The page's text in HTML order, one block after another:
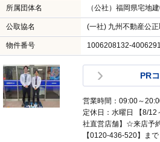
所属団体名 （公社）福岡県宅地
公取協名 (一社) 九州不動産公
物件番号 1006208132-
PR
営業時間：09:00～
定休日：水曜日 【8/
社直営店舗】☆来店予
【0120-436-520】ま